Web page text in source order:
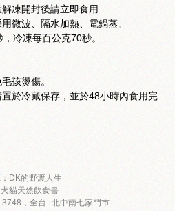
凍開封後請立即食用
微波、隔水加熱、電鍋蒸。
冷凍每百公克70秒。
孩燙傷。
於冷藏保存，並於48小時內食用完
DK的野渡人生
貓天然飲食書
3748，全台--北中南七家門市